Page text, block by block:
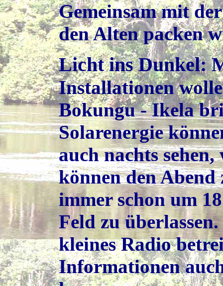
Gemeinsam mit
den Alten packen
Licht ins Dunkel:
Installationen
Bokungu - Ikela
Solarenergie
auch nachts
können den
immer schon um
Feld zu
kleines Radio
Informationen